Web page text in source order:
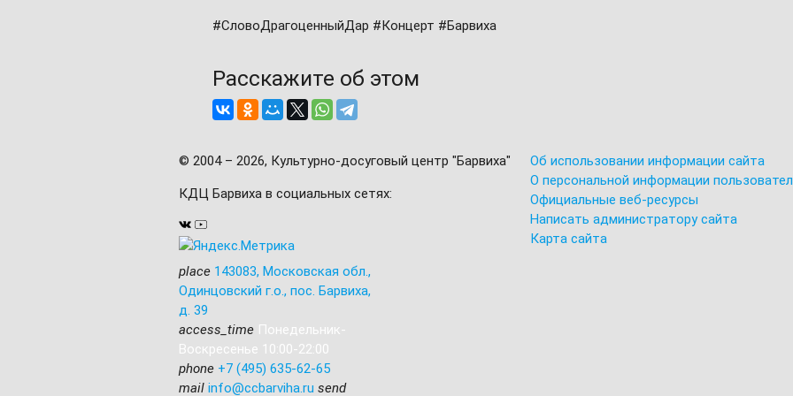
#СловоДрагоценныйДар #Концерт #Барвиха
Расскажите об этом
© 2004 – 2026, Культурно-досуговый центр "Барвиха"
КДЦ Барвихав социальных сетях:
Об использовании информации сайта
О персональной информации
Официальные веб-ресурсы
Написать администратору сайта
Карта сайта
place 143083, Московская обл.,
Одинцовский г.о., пос. Барвиха,
д. 39
access_time Понедельник-
Воскресенье 10:00-22:00
phone +7 (495) 635-62-65
mail info@ccbarviha.ru send